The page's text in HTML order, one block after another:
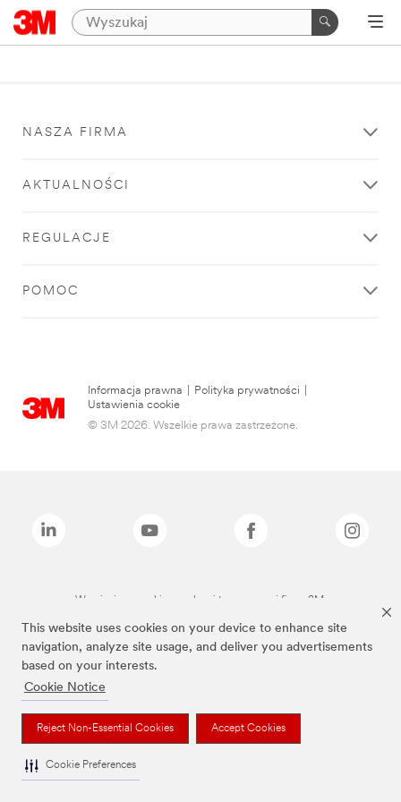
This website uses cookies on your device to enhance site
navigation, analyze site usage, and deliver you advertisements
based on your interests.
Cookie Notice
Reject Non-Essential Cookies Accept Cookies
Cookie Preferences
NASZA FIRMA
AKTUALNOŚCI
REGULACJE
POMOC
Informacja prawna Polityka prywatności
Ustawienia cookie
© 3M 2026. Wszelkie prawa zastrzeżone.
Wymienione marki są znakami towarowymi firmy 3M.